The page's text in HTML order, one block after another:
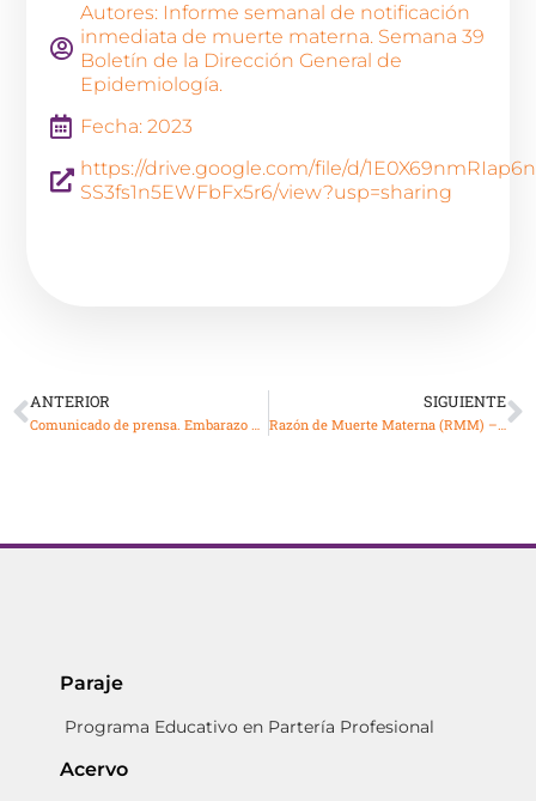
Autores: Informe semanal de notificación
inmediata de muerte materna. Semana 39
Boletín de la Dirección General de
Epidemiología.
Fecha: 2023
https://drive.google.com/file/d/
SS3fs1n5EWFbFx5r6/view?usp=sharing
ANTERIOR
Comunicado de prensa. Embarazo y maternidad, procesos críticos que generan cambios emocionales en las mujeres
SIGUIENTE
Razón de Muerte Materna (RMM) – Semana Epidemiológica 40
Paraje
Programa Educativo en Partería Profesional
Acervo